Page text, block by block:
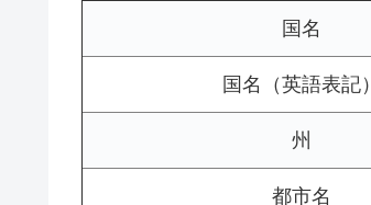
国名
国名（英語表記）
州
都市名